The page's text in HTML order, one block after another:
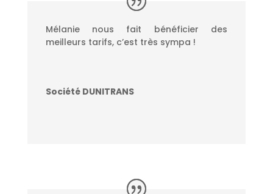
Mélanie nous fait bénéficier des
meilleurs tarifs, c’est très sympa !
Société DUNITRANS